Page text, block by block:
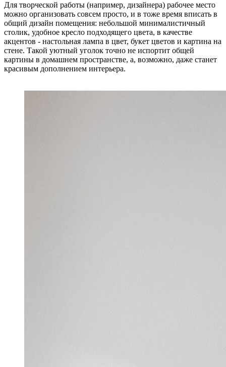
Для творческой работы (например, дизайнера) рабочее место
можно организовать совсем просто, и в тоже время вписать в
общий дизайн помещения: небольшой минималистичный
столик, удобное кресло подходящего цвета, в качестве
акцентов - настольная лампа в цвет, букет цветов и картина на
стене. Такой уютный уголок точно не испортит общей
картины в домашнем пространстве, а, возможно, даже станет
красивым дополнением интерьера.